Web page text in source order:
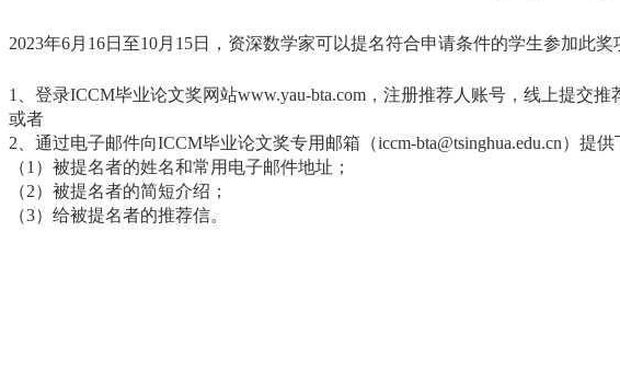
2023年6月16日至10月15日，资深数学家可以提名符合申请条件的学生参加此奖
1、登录ICCM毕业论文奖网站www.yau-bta.com，注册推荐人账号，线上提交推
或者
2、通过电子邮件向ICCM毕业论文奖专用邮箱（iccm-bta@tsinghua.edu.cn）提供
（1）被提名者的姓名和常用电子邮件地址；
（2）被提名者的简短介绍；
（3）给被提名者的推荐信。